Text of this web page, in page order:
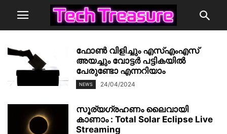
ഫോണ്‍ വിളിച്ചും എസ്എംഎസ്
അയച്ചും വോട്ടര്‍ പട്ടികയില്‍
പേരുണ്ടോ എന്നറിയാം
NEWS 24/04/2024
സൂര്യഗ്രഹണം ലൈവായി
കാണാം : Total Solar Eclipse Live
Streaming